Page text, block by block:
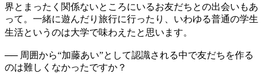
界とまったく関係ないところにいるお友だちとの出会いもあ
って。一緒に遊んだり旅行に行ったり、いわゆる普通の学生
生活というのは大学で味わえたと思います。
── 周囲から“加藤あい”として認識される中で友だちを作る
のは難しくなかったですか？